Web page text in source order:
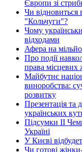
Європи зі
Чи відновиться
"Кольчуги"?
Чому
відходами
Афера на
Про події
права місцевих
Майбутнє
виноробства:
розвитку
Презентація та
українських
Підсумки ІІ
Україні
У Києві
Чи готові